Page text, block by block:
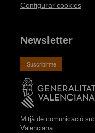
Configurar cookies
Newsletter
Suscribirme
Mitjà de comunicació
Valenciana